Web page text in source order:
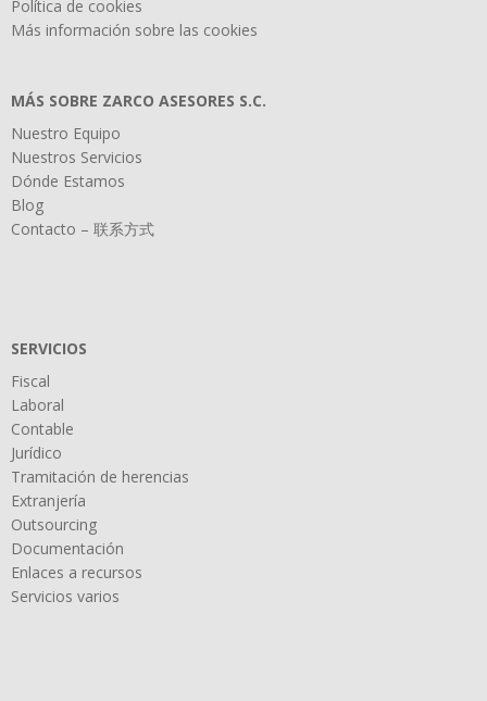
Política de cookies
Más información sobre las cookies
MÁS SOBRE ZARCO ASESORES S.C.
Nuestro Equipo
Nuestros Servicios
Dónde Estamos
Blog
Contacto – 联系方式
SERVICIOS
Fiscal
Laboral
Contable
Jurídico
Tramitación de herencias
Extranjería
Outsourcing
Documentación
Enlaces a recursos
Servicios varios